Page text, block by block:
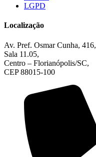
LGPD
Localização
Av. Pref. Osmar Cunha, 416,
Sala 11.05,
Centro – Florianópolis/SC,
CEP 88015-100